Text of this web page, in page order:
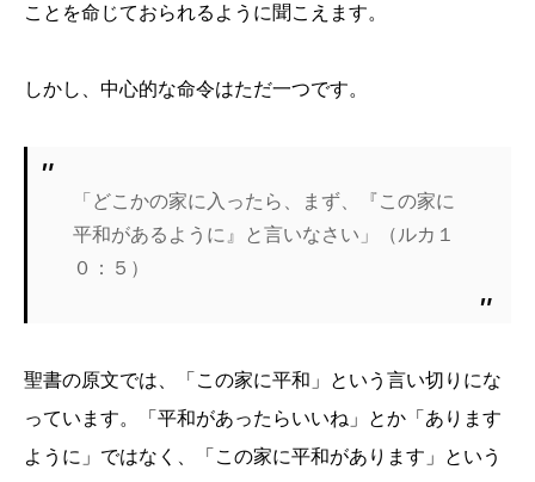
ことを命じておられるように聞こえます。
しかし、中心的な命令はただ一つです。
「どこかの家に入ったら、まず、『この家に
平和があるように』と言いなさい」（ルカ１
０：５）
聖書の原文では、「この家に平和」という言い切りにな
っています。「平和があったらいいね」とか「あります
ように」ではなく、「この家に平和があります」という